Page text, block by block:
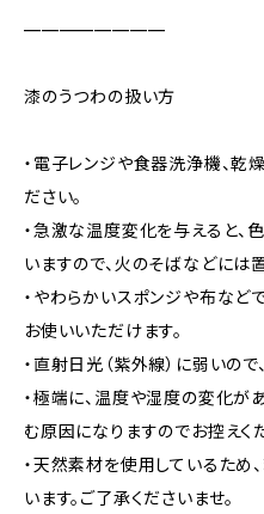
————————
漆のうつわの扱い方
・電子レンジや食器洗浄機、乾
ださい。
・急激な温度変化を与えると、
いますので、火のそばなどには
・やわらかいスポンジや布など
お使いいただけます。
・直射日光（紫外線）に弱いので
・極端に、温度や湿度の変化が
む原因になりますのでお控えく
・天然素材を使用しているため
います。ご了承くださいませ。